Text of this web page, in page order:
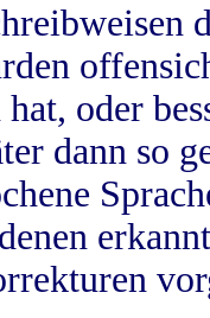
hat, oder
dann so